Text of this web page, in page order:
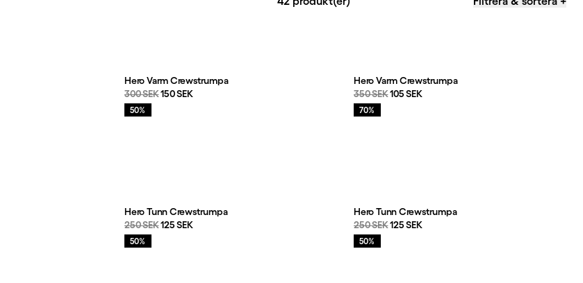
Hero Varm Crewstrumpa
Originalpris:
300 SEKReapris:
150 SEK
Rea:
50%
Hero Varm Crewstrumpa
Originalpris:
350 SEKReapris:
105 SEK
Rea:
70%
Hero Tunn Crewstrumpa
Originalpris:
250 SEKReapris:
125 SEK
Rea:
50%
Hero Tunn Crewstrumpa
Originalpris:
250 SEKReapris:
125 SEK
Rea:
50%